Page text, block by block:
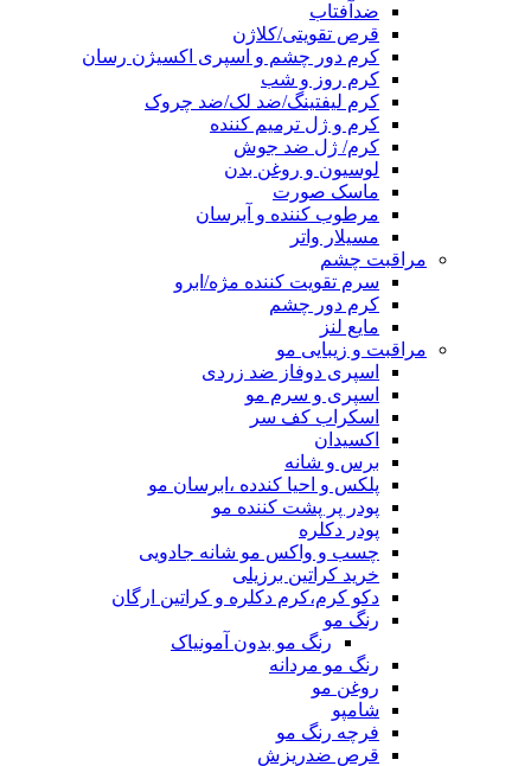
ضدآفتاب
قرص تقویتی/کلاژن
کرم دور چشم و اسپری اکسیژن رسان
کرم روز و شب
کرم لیفتینگ/ضد لک/ضد چروک
کرم و ژل ترمیم کننده
کرم/ ژل ضد جوش
لوسیون و روغن بدن
ماسک صورت
مرطوب کننده و آبرسان
مسیلار واتر
مراقبت چشم
سرم تقویت کننده مژه/ابرو
کرم دور چشم
مایع لنز
مراقبت و زیبایی مو
اسپری دوفاز ضد زردی
اسپری و سرم مو
اسکراب کف سر
اکسیدان
برس و شانه
پلکس و احیا کندده ،ابرسان مو
پودر پر پشت کننده مو
پودر دکلره
چسب و واکس مو شانه جادویی
خرید کراتین برزیلی
دکو کرم،کرم دکلره و کراتین ارگان
رنگ مو
رنگ مو بدون آمونیاک
رنگ مو مردانه
روغن مو
شامپو
فرچه رنگ مو
قرص ضدریزش